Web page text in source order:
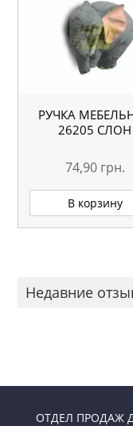
РУЧКА
26205 СЛОН
74,90 грн.
В корзину
Недавние
ОТДЕЛ ПРОДАЖ